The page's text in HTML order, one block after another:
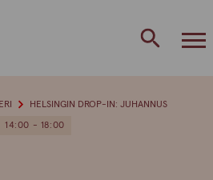
14:00 - 18:00
HELSINGIN DROP-IN: JUHANNUS